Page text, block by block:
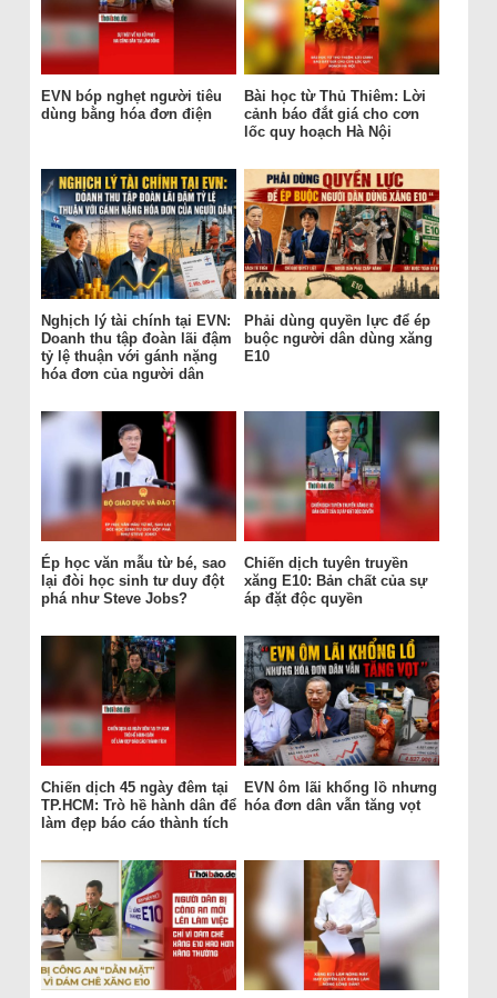
EVN bóp nghẹt người tiêu
dùng bằng hóa đơn điện
Bài học từ Thủ Thiêm: Lời
cảnh báo đắt giá cho cơn
lốc quy hoạch Hà Nội
Nghịch lý tài chính tại EVN:
Doanh thu tập đoàn lãi đậm
tỷ lệ thuận với gánh nặng
hóa đơn của người dân
Phải dùng quyền lực để ép
buộc người dân dùng xăng
E10
Ép học văn mẫu từ bé, sao
lại đòi học sinh tư duy đột
phá như Steve Jobs?
Chiến dịch tuyên truyền
xăng E10: Bản chất của sự
áp đặt độc quyền
Chiến dịch 45 ngày đêm tại
TP.HCM: Trò hề hành dân để
làm đẹp báo cáo thành tích
EVN ôm lãi khổng lồ nhưng
hóa đơn dân vẫn tăng vọt